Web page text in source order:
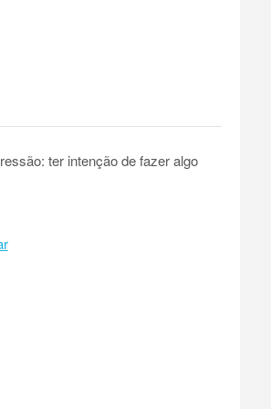
ter intenção de fazer algo